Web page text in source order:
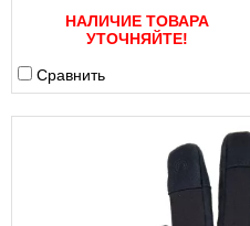
НАЛИЧИЕ ТОВАРА
УТОЧНЯЙТЕ!
Сравнить